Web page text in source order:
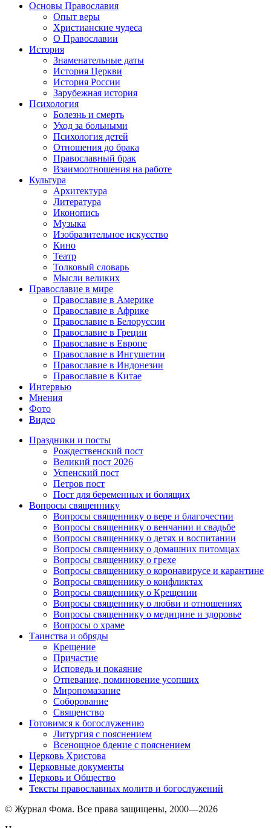
Основы Православия
Опыт веры
Христианские чудеса
О Православии
История
Знаменательные даты
История Церкви
История России
Зарубежная история
Психология
Болезнь и смерть
Уход за больными
Психология детей
Отношения до брака
Православный брак
Взаимоотношения на работе
Культура
Архитектура
Литература
Иконопись
Музыка
Изобразительное искусство
Кино
Театр
Толковый словарь
Мысли великих
Православие в мире
Православие в Америке
Православие в Африке
Православие в Белоруссии
Православие в Греции
Православие в Европе
Православие в Ингушетии
Православие в Индонезии
Православие в Китае
Интервью
Мнения
Фото
Видео
Праздники и посты
Рождественский пост
Великий пост 2026
Успенский пост
Петров пост
Пост для беременных и болящих
Вопросы священнику
Вопросы священнику о вере и благочестии
Вопросы священнику о венчании и свадьбе
Вопросы священнику о детях и воспитании
Вопросы священнику о домашних питомцах
Вопросы священнику о грехе
Вопросы священнику о коронавирусе и карантине
Вопросы священнику о конфликтах
Вопросы священнику о Крещении
Вопросы священнику о любви и отношениях
Вопросы священнику о медицине и здоровье
Вопросы о храме
Таинства и обряды
Крещение
Причастие
Исповедь и покаяние
Отпевание, поминовение усопших
Миропомазание
Соборование
Священство
Готовимся к богослужению
Литургия с пояснением
Всенощное бдение с пояснением
Церковь Христова
Церковные документы
Церковь и Общество
Тексты православных молитв и богослужений
© Журнал Фома. Все права защищены, 2000—2026